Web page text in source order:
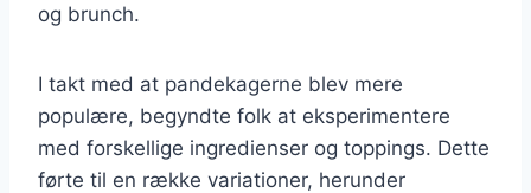
og brunch.
I takt med at pandekagerne blev mere
populære, begyndte folk at eksperimentere
med forskellige ingredienser og toppings. Dette
førte til en række variationer, herunder